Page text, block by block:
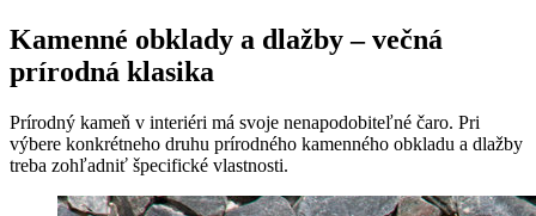
Kamenné obklady a dlažby – večná
prírodná klasika
Prírodný kameň v interiéri má svoje nenapodobiteľné čaro. Pri
výbere konkrétneho druhu prírodného kamenného obkladu a dlažby
treba zohľadniť špecifické vlastnosti.